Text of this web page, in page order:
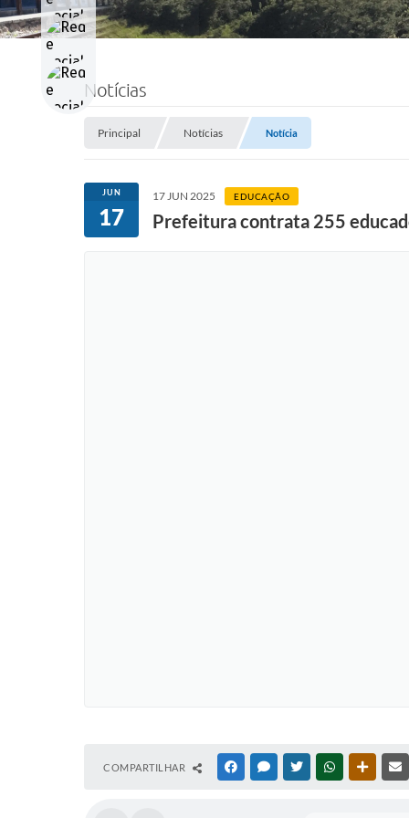
Notícias
Principal Notícias Notícia
JUN
17
17 JUN 2025 EDUCAÇÃO
Prefeitura contrata 255
COMPARTILHAR FACEBOOKMESSENGER
TWITTERWHATSAPP